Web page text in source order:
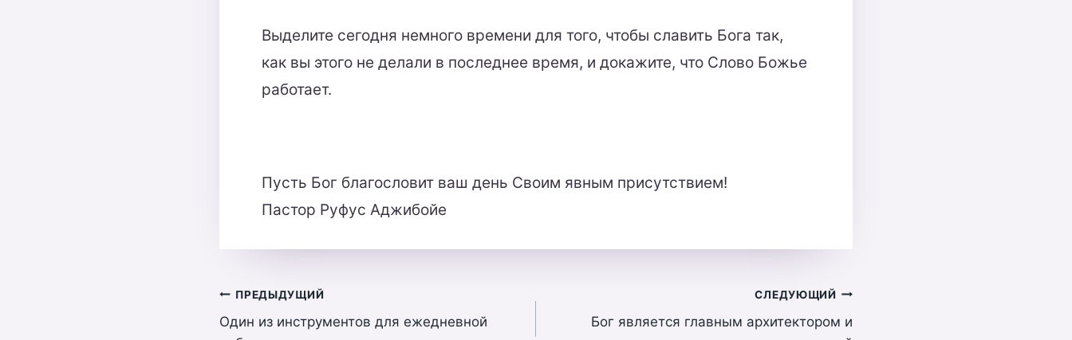
Выделите сегодня немного времени для того, чтобы славить Бога так,
как вы этого не делали в последнее время, и докажите, что Слово Божье
работает.
Пусть Бог благословит ваш день Своим явным присутствием!
Пастор Руфус Аджибойе
Навигация
по
ПРЕДЫДУЩИЙ
Один из инструментов для ежедневной
СЛЕДУЮЩИЙ
Бог является главным архитектором и